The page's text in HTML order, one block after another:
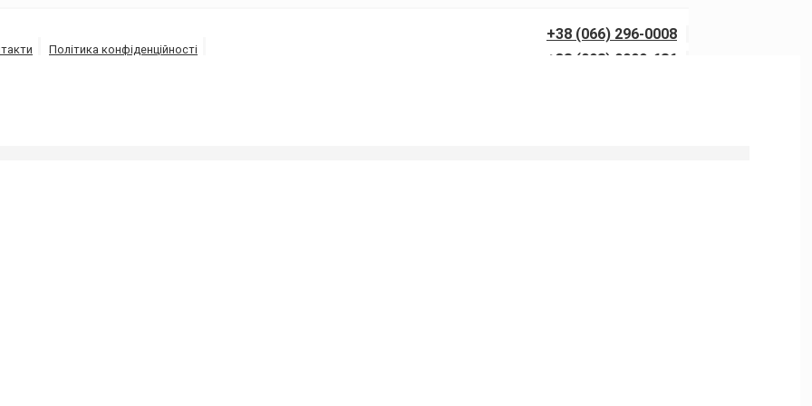
+38 (066) 296-0008
+38 (098) 0099-686
Політика конфіденційності
під високим тиском напором води від 150 до 300 бар із гарантією якості. Виїзд